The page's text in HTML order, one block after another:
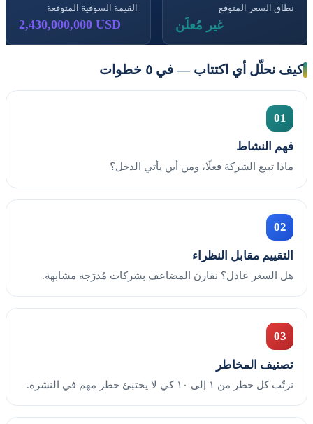
نطاق السعر المتوقع
غير مُعلَن
القيمة السوقية المتوقعة
2,430,000,000 USD
كيف نحلّل أي اكتتاب — في ٥ خطوات
01
فهم النشاط
ماذا تبيع الشركة فعلًا، ومن أين يأتي الدخل؟
02
التقييم مقابل النظراء
هل السعر عادل؟ نقارن المضاعف بشركات مُدرَجة مشابهة.
03
تصنيف المخاطر
نرتّب كل خطر من ١ إلى ١٠ كي لا يختبئ خطر مهم في النشرة.